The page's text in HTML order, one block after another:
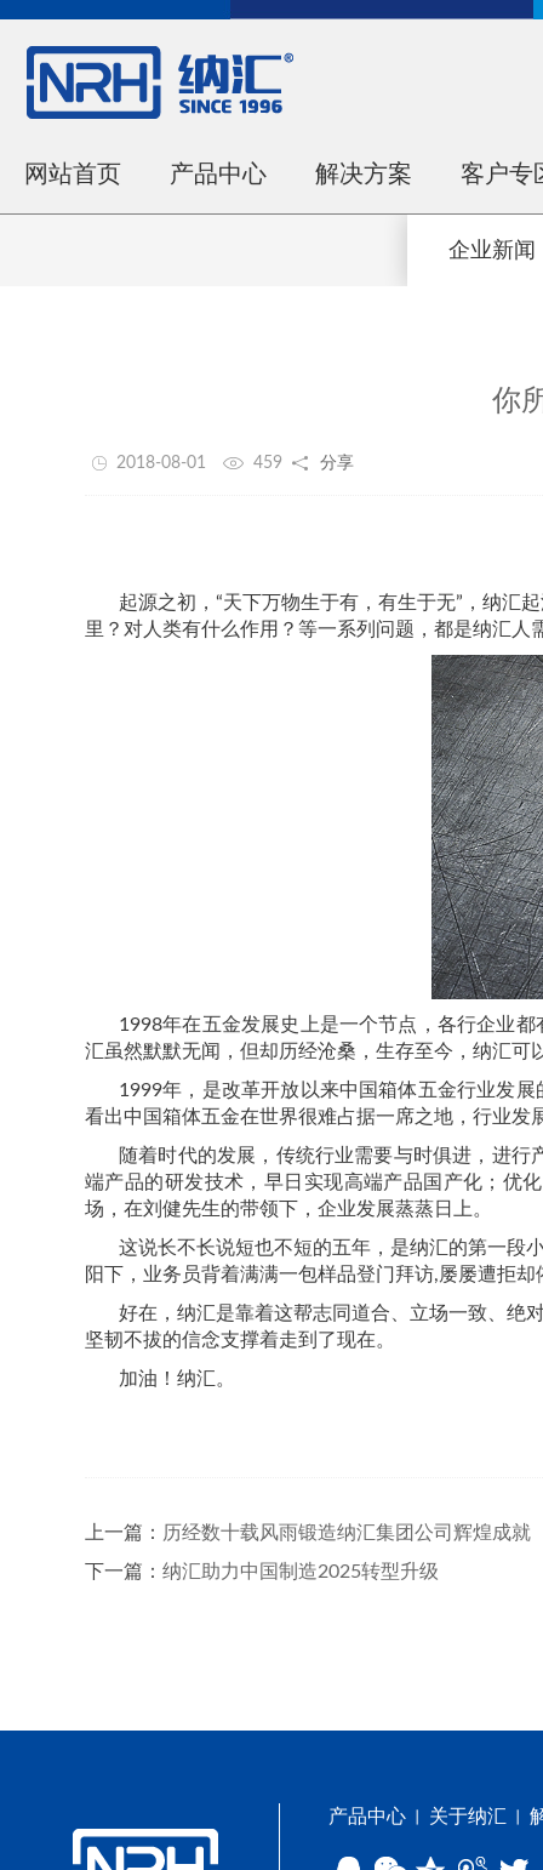
网站首页 产品中心 解决方案 客户专
企业新闻
你
2018-08-01 459 分享
起源之初， “天下万物生于有，有生于无”，纳汇
里？对人类有什么作用？等一系列问题，都是纳汇人
1998年在五金发展史上是一个节点，各行企业
汇虽然默默无闻，但却历经沧桑，生存至今，纳汇可
1999年，是改革开放以来中国箱体五金行业发
看出中国箱体五金在世界很难占据一席之地，行业发
随着时代的发展，传统行业需要与时俱进，进行
端产品的研发技术，早日实现高端产品国产化；优
场，在刘健先生的带领下，企业发展蒸蒸日上。
这说长不长说短也不短的五年，是纳汇的第一段
阳下，业务员背着满满一包样品登门拜访,屡屡遭拒却
好在，纳汇是靠着这帮志同道合、立场一致、绝
坚韧不拔的信念支撑着走到了现在。
加油！纳汇。
上一篇： 历经数十载风雨锻造纳汇集团公司辉煌成就
下一篇： 纳汇助力中国制造2025转型升级
产品中心 关于纳汇